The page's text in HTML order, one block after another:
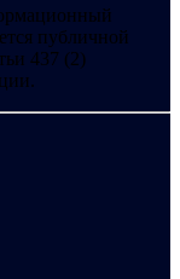
публичной
437 (2)